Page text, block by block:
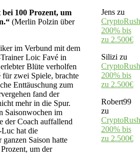
100 Prozent, um
(Merlin Polzin über
im Verbund mit dem
Loic Favé in
Blüte verholfen
für zwei Spiele, brachte
Enttäuschung zum
fand der
mehr in die Spur.
Saisonwochen im
der Coach auffallend
Luc hat die
Saison hatte
um der
Jens zu
200% bis
zu 2.500€
Silizi zu
200% bis
zu 2.500€
Robert99
zu
200% bis
zu 2.500€